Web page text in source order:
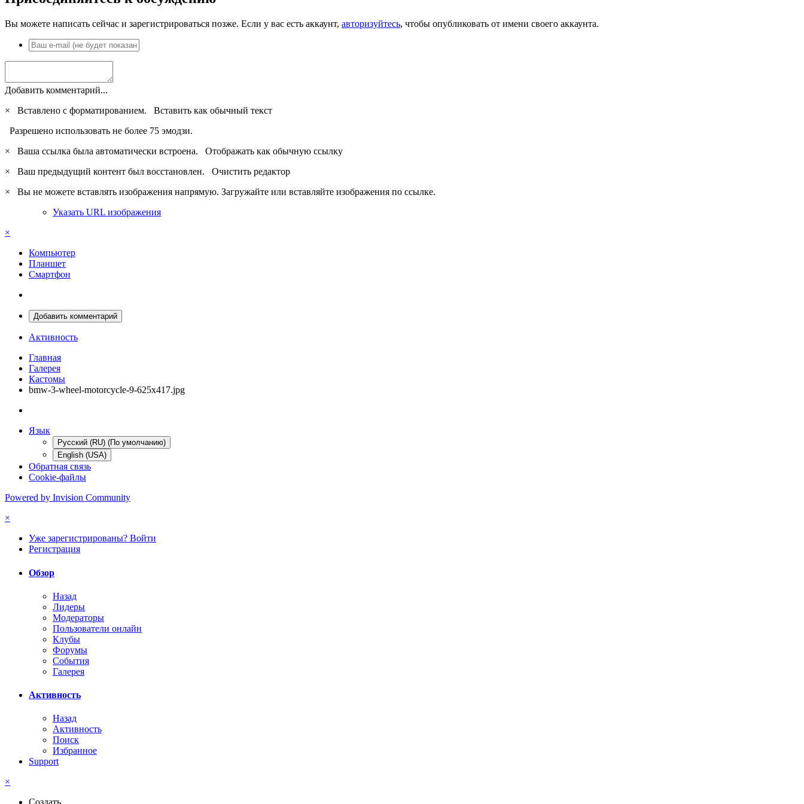
Вы можете написать сейчас и зарегистрироваться позже. Если у вас есть аккаунт, авторизуйтесь, чтобы опубликовать от имени своего аккаунта.
Добавить комментарий...
×
Вставлено с форматированием. Вставить как обычный текст
Разрешено использовать не более 75 эмодзи.
×
Ваша ссылка была автоматически встроена. Отображать как обычную ссылку
×
Ваш предыдущий контент был восстановлен. Очистить редактор
×
Вы не можете вставлять изображения напрямую. Загружайте или вставляйте изображения по ссылке.
Указать URL изображения
×
Компьютер
Планшет
Смартфон
Добавить комментарий
Активность
Главная
Галерея
Кастомы
bmw-3-wheel-motorcycle-9-625x417.jpg
Язык
Русский (RU) (По умолчанию)
English (USA)
Обратная связь
Cookie-файлы
Powered by Invision Community
×
Уже зарегистрированы? Войти
Регистрация
Обзор
Назад
Лидеры
Модераторы
Пользователи онлайн
Клубы
Форумы
События
Галерея
Активность
Назад
Активность
Поиск
Избранное
Support
×